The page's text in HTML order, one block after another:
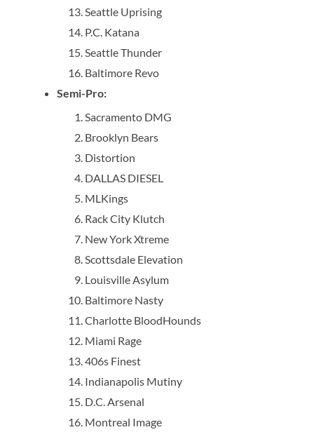
Seattle Uprising
P.C. Katana
Seattle Thunder
Baltimore Revo
Semi-Pro:
Sacramento DMG
Brooklyn Bears
Distortion
DALLAS DIESEL
MLKings
Rack City Klutch
New York Xtreme
Scottsdale Elevation
Louisville Asylum
Baltimore Nasty
Charlotte BloodHounds
Miami Rage
406s Finest
Indianapolis Mutiny
D.C. Arsenal
Montreal Image